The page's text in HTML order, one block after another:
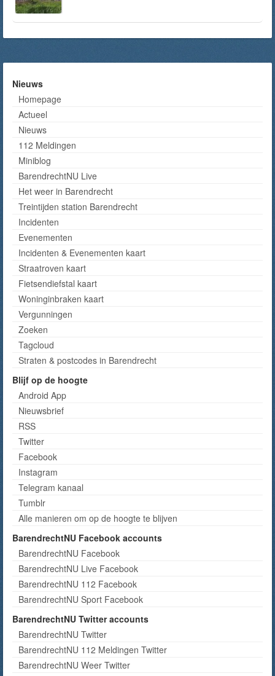
Nieuws
Homepage
Actueel
Nieuws
112 Meldingen
Miniblog
BarendrechtNU Live
Het weer in Barendrecht
Treintijden station Barendrecht
Incidenten
Evenementen
Incidenten & Evenementen kaart
Straatroven kaart
Fietsendiefstal kaart
Woninginbraken kaart
Vergunningen
Zoeken
Tagcloud
Straten & postcodes in Barendrecht
Blijf op de hoogte
Android App
Nieuwsbrief
RSS
Twitter
Facebook
Instagram
Telegram kanaal
Tumblr
Alle manieren om op de hoogte te blijven
BarendrechtNU Facebook accounts
BarendrechtNU Facebook
BarendrechtNU Live Facebook
BarendrechtNU 112 Facebook
BarendrechtNU Sport Facebook
BarendrechtNU Twitter accounts
BarendrechtNU Twitter
BarendrechtNU 112 Meldingen Twitter
BarendrechtNU Weer Twitter